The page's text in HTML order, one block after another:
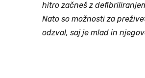
hitro začneš z
Nato so možnosti za
odzval, saj je mlad in